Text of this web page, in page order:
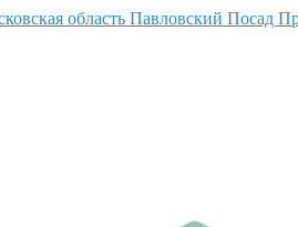
область Павловский Посад